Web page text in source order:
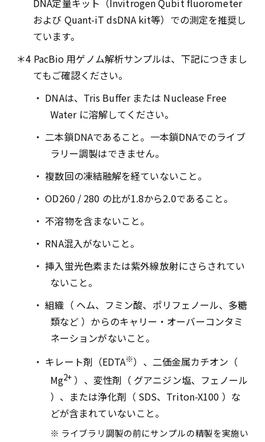
DNA定量キット（Invitrogen Qubit fluorometer
および Quant-iT dsDNA kit等）での測定を推奨し
ています。
＊4 PacBio 用ゲノム解析サンプルは、下記につきまし
てもご確認ください。
・ DNAは、Tris Buffer または Nuclease Free
Water に溶解してください。
・ 二本鎖DNAであること。一本鎖DNAでのライブ
ラリー調製はできません。
・ 複数回の凍結融解を経ていないこと。
・ OD260 / 280 の比が1.8から2.0であること。
・ 不溶物を含まないこと。
・ RNA混入がないこと。
・ 挿入蛍光色素または紫外線放射にさらされてい
ないこと。
・ 組織（ ヘム、フミン酸、ポリフェノール、多糖
類など ）からのキャリー・オーバーコンタミ
ネーションがないこと。
・ キレート剤（EDTA※）、二価金属カチオン（
Mg2+ ）、変性剤（ グアニジン塩、フェノール
）、または浄化剤（ SDS、Triton-X100 ）な
どが含まれていないこと。
※ ライブラリ調製の前にサンプルの精製を実施い